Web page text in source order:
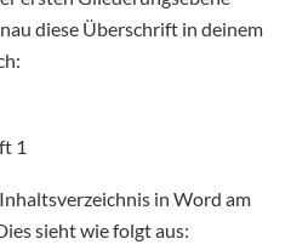
diese Überschrift in deinem
1
in Word am
sieht wie folgt aus: